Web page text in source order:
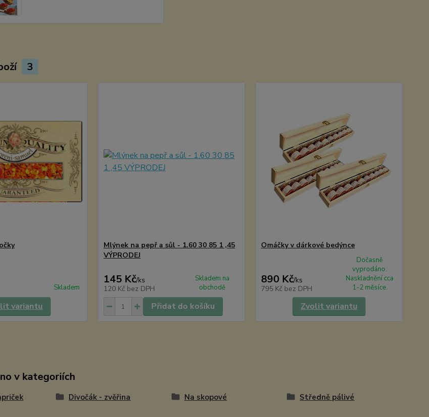
3
Skladem
variantu
Mlýnek na pepř a sůl - 1.60 30 85 1 ,45
VÝPRODEJ
145 Kč/ks
120 Kč bez DPH
Skladem na
obchodě
Přidat do košíku
Omáčky v dárkové bedýnce
890 Kč/ks
795 Kč bez DPH
Dočasně
vyprodáno.
Naskladnění cca
1-2 měsíce.
Zvolit variantu
v kategoriích
Divočák - zvěřina Na skopové Středně pálivé